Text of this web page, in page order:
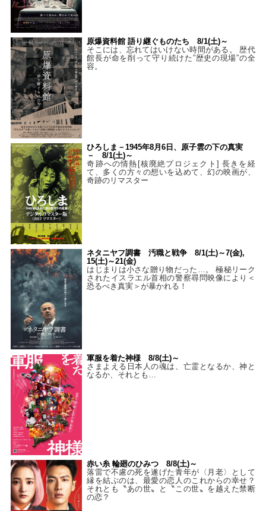
原爆資料館 語り継ぐものたち 8/1(土)～
そこには、忘れてはいけない時間がある。 歴代
館長が命を削って守り続けた”歴史の現場”の全
容。
ひろしま－1945年8月6日、原子雲の下の真実
－ 8/1(土)～
奇跡への情熱[核廃絶プロジェクト] 長きを経
て、多くの方々の想いを込めて、幻の映画が、
奇跡のリマスター
ネタニヤフ調書 汚職と戦争 8/1(土)～7(金),
15(土)～21(金)
はじまりは小さな贈り物だった…。 極秘リーク
されたイスラエル首相の警察尋問映像により＜
恐るべき真実＞が暴かれる！
軍服を着た神様 8/8(土)～
さまよえる日本人の魂は、亡霊となるか、神と
なるか、それとも…
赤い糸 輪廻のひみつ 8/8(土)～
落雷で不慮の死を遂げた青年が〈月老〉として
縁を結ぶのは、最愛の恋人のこれからの幸せ？
それとも〝あの世〟と〝この世〟を越えた禁断
の恋？